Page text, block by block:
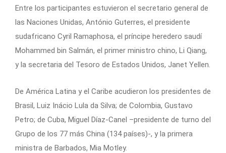
Entre los participantes estuvieron el secretario general de
las Naciones Unidas, António Guterres, el presidente
sudafricano Cyril Ramaphosa, el príncipe heredero saudí
Mohammed bin Salmán, el primer ministro chino, Li Qiang,
y la secretaria del Tesoro de Estados Unidos, Janet Yellen.
De América Latina y el Caribe acudieron los presidentes de
Brasil, Luiz Inácio Lula da Silva; de Colombia, Gustavo
Petro; de Cuba, Miguel Díaz-Canel –presidente de turno del
Grupo de los 77 más China (134 países)-, y la primera
ministra de Barbados, Mia Motley.